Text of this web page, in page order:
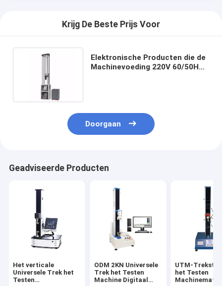
Krijg De Beste Prijs Voor
Elektronische Producten die de
Machinevoeding 220V 60/50Hz
Doorgaan
Geadviseerde Producten
Het verticale
Universele Trek het
Testen
ODM 2KN Universele
Trek het Testen
Machine Digitaal
UTM-
het Testen